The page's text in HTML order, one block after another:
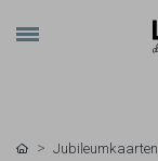
Jubileumkaarten